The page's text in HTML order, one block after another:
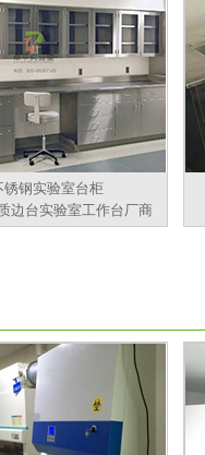
锈钢实验室台柜
边台实验室工作台厂商